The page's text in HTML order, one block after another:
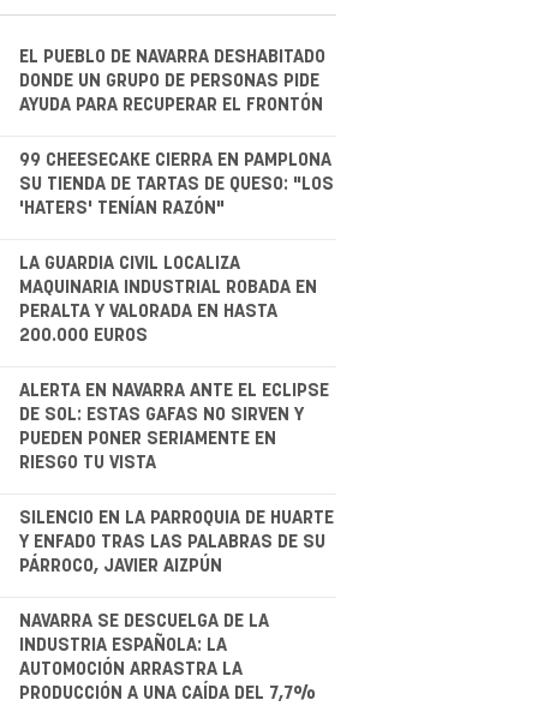
EL PUEBLO DE NAVARRA DESHABITADO
DONDE UN GRUPO DE PERSONAS PIDE
AYUDA PARA RECUPERAR EL FRONTÓN
99 CHEESECAKE CIERRA EN PAMPLONA
SU TIENDA DE TARTAS DE QUESO: "LOS
'HATERS' TENÍAN RAZÓN"
LA GUARDIA CIVIL LOCALIZA
MAQUINARIA INDUSTRIAL ROBADA EN
PERALTA Y VALORADA EN HASTA
200.000 EUROS
ALERTA EN NAVARRA ANTE EL ECLIPSE
DE SOL: ESTAS GAFAS NO SIRVEN Y
PUEDEN PONER SERIAMENTE EN
RIESGO TU VISTA
SILENCIO EN LA PARROQUIA DE HUARTE
Y ENFADO TRAS LAS PALABRAS DE SU
PÁRROCO, JAVIER AIZPÚN
NAVARRA SE DESCUELGA DE LA
INDUSTRIA ESPAÑOLA: LA
AUTOMOCIÓN ARRASTRA LA
PRODUCCIÓN A UNA CAÍDA DEL 7,7%